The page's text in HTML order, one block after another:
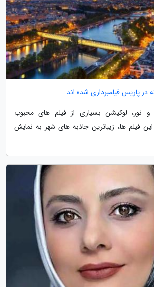
پاریس فیلمبرداری شده اند
نور، لوکیشن بسیاری از فیلم های محبوب
فیلم ها، زیباترین جاذبه های شهر به نمایش